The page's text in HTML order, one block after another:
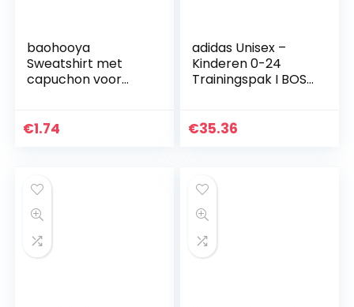
baohooya
Sweatshirt met
capuchon voor
jongens, mantel,
€1.74
adidas Unisex –
Kinderen 0-24
Trainingspak I BOS
€35.36